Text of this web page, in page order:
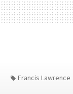
Francis Lawrence